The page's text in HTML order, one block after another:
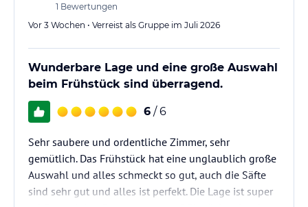
1 Bewertungen
Vor 3 Wochen • Verreist als Gruppe im Juli 2026
Wunderbare Lage und eine große Auswahl
beim Frühstück sind überragend.
6 / 6
Sehr saubere und ordentliche Zimmer, sehr
gemütlich. Das Frühstück hat eine unglaublich große
Auswahl und alles schmeckt so gut, auch die Säfte
sind sehr gut und alles ist perfekt. Die Lage ist super